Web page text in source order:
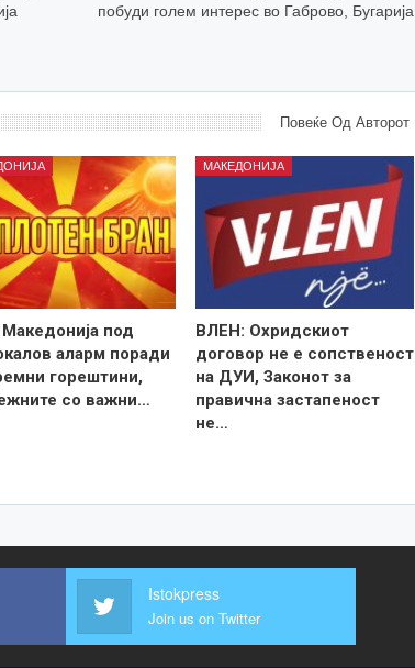
побуди голем интерес во Габрово, Бугарија
Повеќе Од Авторот
под
аларм поради
горештини,
со важни…
МАКЕДОНИЈА
ВЛЕН: Охридскиот
договор не е сопственост
на ДУИ, Законот за
правична застапеност
не…
Istokpress
Join us on Twitter